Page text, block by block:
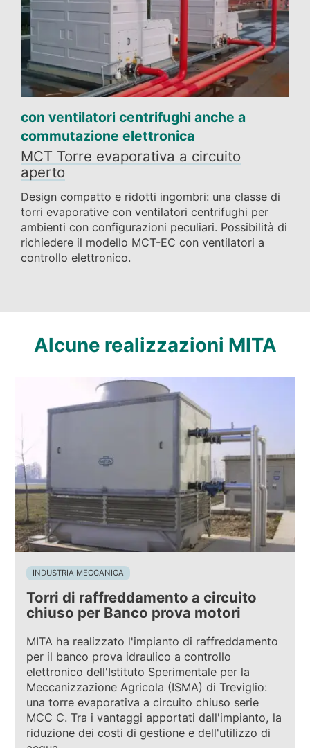
con ventilatori centrifughi anche a
commutazione elettronica
MCT Torre evaporativa a circuito
aperto
Design compatto e ridotti ingombri: una classe di
torri evaporative con ventilatori centrifughi per
ambienti con configurazioni peculiari. Possibilità di
richiedere il modello MCT-EC con ventilatori a
controllo elettronico.
Alcune realizzazioni MITA
INDUSTRIA MECCANICA
Torri di raffreddamento a circuito
chiuso per Banco prova motori
MITA ha realizzato l'impianto di raffreddamento
per il banco prova idraulico a controllo
elettronico dell'Istituto Sperimentale per la
Meccanizzazione Agricola (ISMA) di Treviglio:
una torre evaporativa a circuito chiuso serie
MCC C. Tra i vantaggi apportati dall'impianto, la
riduzione dei costi di gestione e dell'utilizzo di